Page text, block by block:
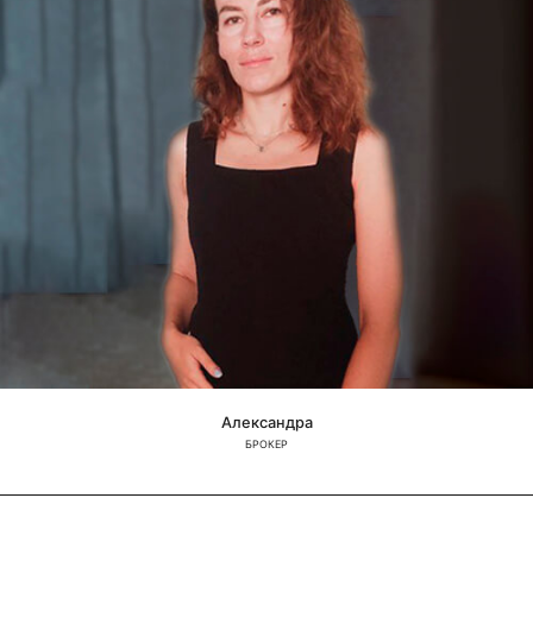
Александра
БРОКЕР